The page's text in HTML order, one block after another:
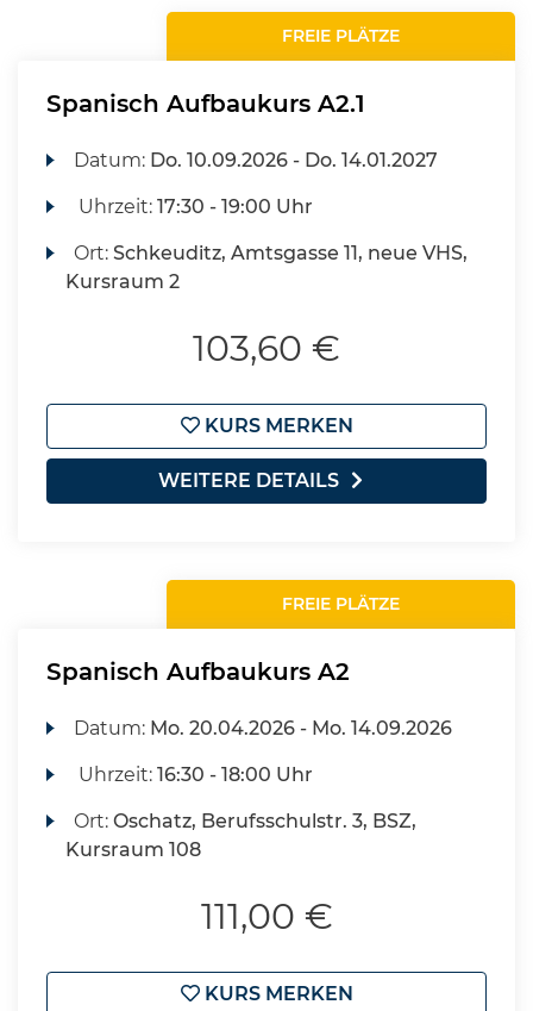
FREIE PLÄTZE
Spanisch Aufbaukurs A2.1
Datum: Do. 10.09.2026 - Do. 14.01.2027
Uhrzeit:17:30 - 19:00 Uhr
Ort:Schkeuditz, Amtsgasse 11, neue VHS,
Kursraum 2
103,60 €
KURS MERKEN
WEITERE DETAILS
FREIE PLÄTZE
Spanisch Aufbaukurs A2
Datum: Mo. 20.04.2026 - Mo. 14.09.2026
Uhrzeit:16:30 - 18:00 Uhr
Ort:Oschatz, Berufsschulstr. 3, BSZ,
Kursraum 108
111,00 €
KURS MERKEN